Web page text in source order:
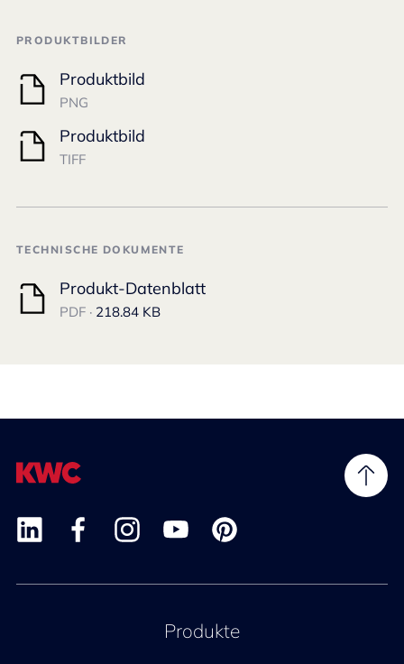
PRODUKTBILDER
Produktbild
PNG
Produktbild
TIFF
TECHNISCHE DOKUMENTE
Produkt-Datenblatt
PDF · 218.84 KB
Produkte